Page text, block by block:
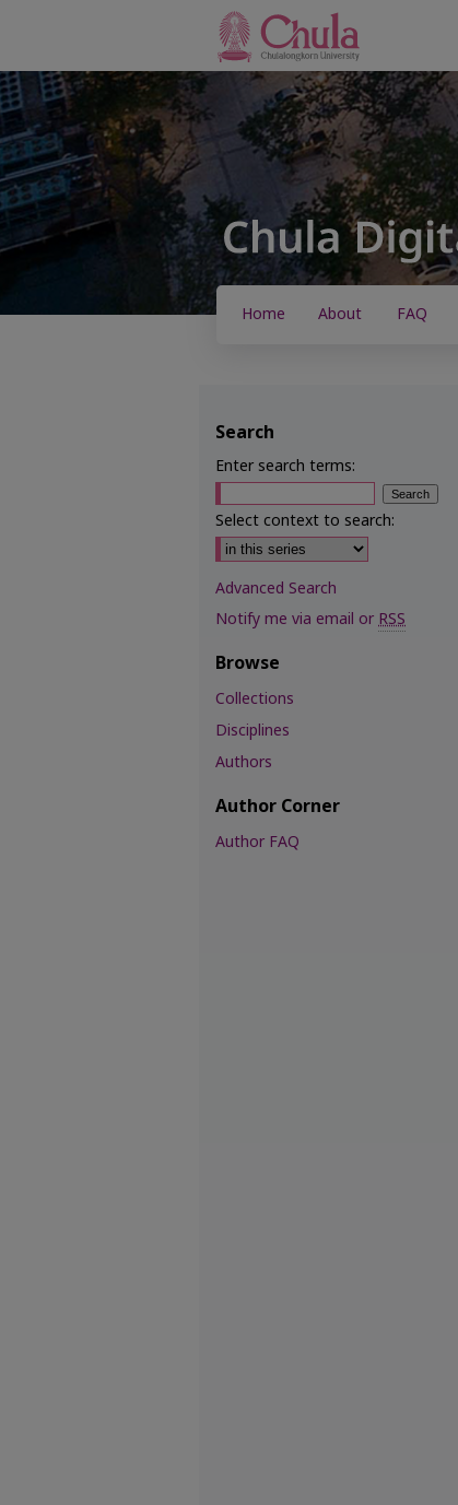
Home About FAQ
Search
Enter search terms:
Select context to search:
Advanced Search
Notify me via email orRSS
Browse
Collections
Disciplines
Authors
Author Corner
Author FAQ